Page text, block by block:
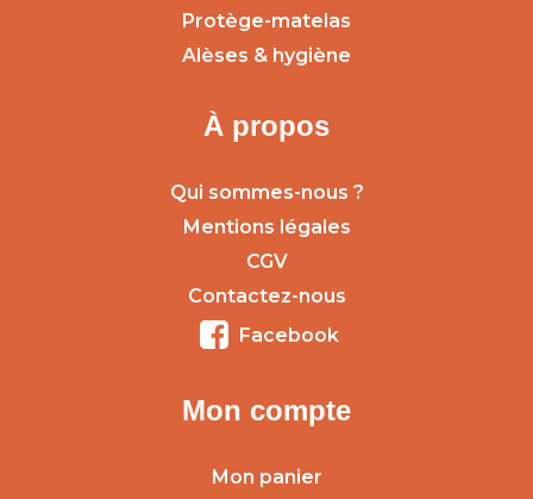
Protège-matelas
Alèses & hygiène
À propos
Qui sommes-nous ?
Mentions légales
CGV
Contactez-nous
Facebook
Mon compte
Mon panier